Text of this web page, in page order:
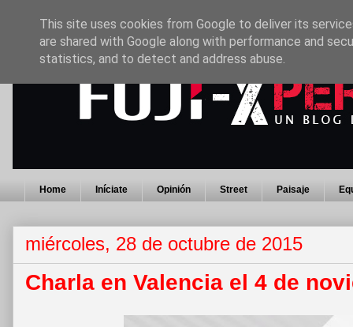
Home Iníciate Opinión Street Paisaje
miércoles, 28 de octubre de 2015
Charla en Valencia el 4 de
This site uses cookies from Google to deliver its
are shared with Google along with performance and
statistics, and to detect and address abuse.